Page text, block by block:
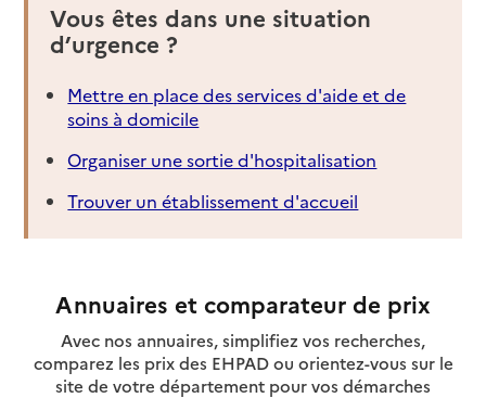
Vous êtes dans une situation
d’urgence ?
Mettre en place des services d'aide et de
soins à domicile
Organiser une sortie d'hospitalisation
Trouver un établissement d'accueil
Annuaires et comparateur de prix
Avec nos annuaires, simplifiez vos recherches,
comparez les prix des EHPAD ou orientez-vous sur le
site de votre département pour vos démarches